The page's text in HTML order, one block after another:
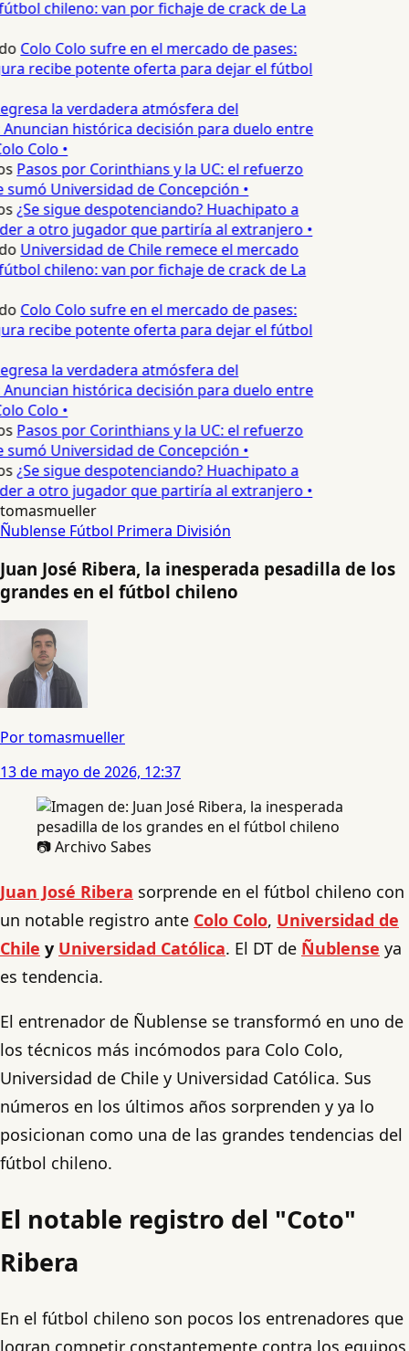
chileno: van por fichaje de crack de La
Colo Colo sufre en el mercado de pases:
recibe potente oferta para dejar el fútbol
la verdadera atmósfera del
histórica decisión para duelo entre
Colo •
Pasos por Corinthians y la UC: el refuerzo
Universidad de Concepción •
¿Se sigue despotenciando? Huachipato a
a otro jugador que partiría al extranjero •
Universidad de Chile remece el mercado
chileno: van por fichaje de crack de La
Colo Colo sufre en el mercado de pases:
recibe potente oferta para dejar el fútbol
la verdadera atmósfera del
histórica decisión para duelo entre
Colo •
Pasos por Corinthians y la UC: el refuerzo
Universidad de Concepción •
¿Se sigue despotenciando? Huachipato a
a otro jugador que partiría al extranjero •
tomasmueller
Ñublense Fútbol Primera División
Juan José Ribera, la inesperada pesadilla de los
grandes en el fútbol chileno
Por tomasmueller
13 de mayo de 2026, 12:37
📷 Archivo Sabes
Juan José Ribera sorprende en el fútbol chileno con
un notable registro ante Colo Colo, Universidad de
Chile y Universidad Católica. El DT de Ñublense ya
es tendencia.
El entrenador de Ñublense se transformó en uno de
los técnicos más incómodos para Colo Colo,
Universidad de Chile y Universidad Católica. Sus
números en los últimos años sorprenden y ya lo
posicionan como una de las grandes tendencias del
fútbol chileno.
El notable registro del "Coto"
Ribera
En el fútbol chileno son pocos los entrenadores que
logran competir constantemente contra los equipos